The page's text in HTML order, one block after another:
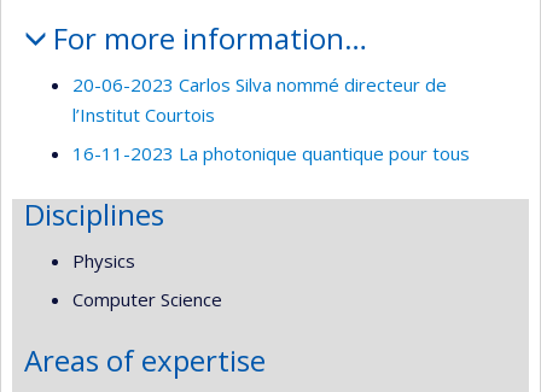
recherche
For more information…
20-06-2023 Carlos Silva nommé directeur de
l’Institut Courtois
16-11-2023 La photonique quantique pour tous
Disciplines
Physics
Computer Science
Areas of expertise